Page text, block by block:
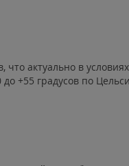
актуально в
+55 градусов по